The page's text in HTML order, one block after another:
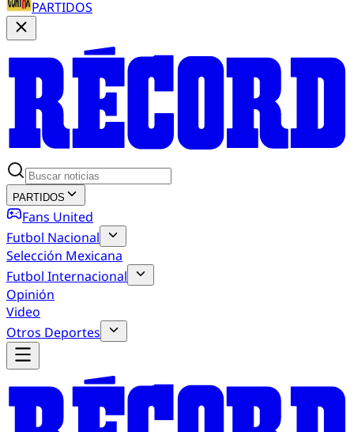
PARTIDOS
PARTIDOS
Fans United
Futbol Nacional
Selección Mexicana
Futbol Internacional
Opinión
Video
Otros Deportes